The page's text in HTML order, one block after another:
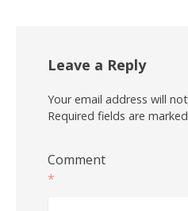
Leave a Reply
Your email address will
Required fields are marked
Comment
*